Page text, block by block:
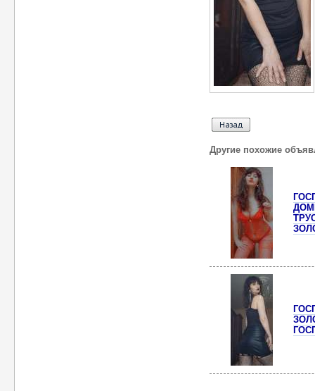
Другие похожие